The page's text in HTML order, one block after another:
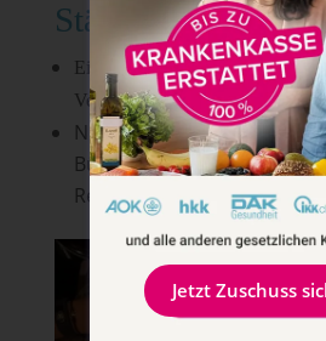
Städtetrip mit
Eine Unterkunft, die nah an
Verkehrsmitteln oder in
Nehmt euren Kids
Bücher für unterwegs mit.
Restaurants auch was zum
Jetzt Zuschuss